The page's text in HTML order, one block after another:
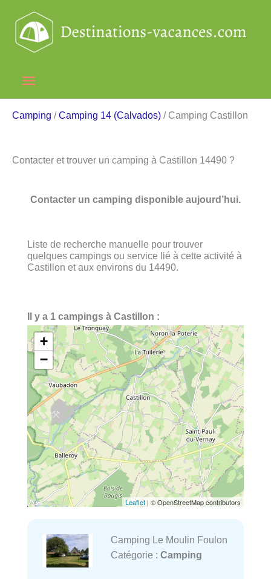
contenu
Menu
principal
Camping /Camping 14 (Calvados) / Camping Castillon
Contacter et trouver un camping à Castillon 14490 ?
Contacter un camping disponible aujourd’hui.
Liste de recherche manuelle pour trouver
quelques campings ou service lié à cette activité à
Castillon et aux environs du 14490.
Il y a 1 campings à Castillon :
+
−
Leaflet | © OpenStreetMap contributors
Camping Le Moulin Foulon
Catégorie : Camping